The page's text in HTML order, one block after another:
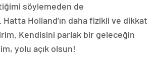
söylemeden de
Holland’ın daha fizikli ve dikkat
Kendisini parlak bir geleceğin
yolu açık olsun!